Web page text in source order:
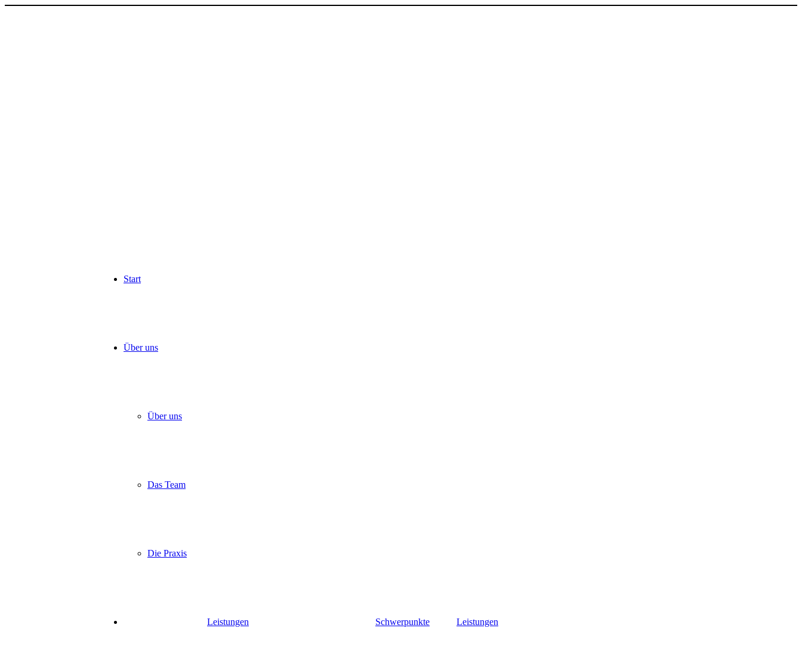
Start
Über uns
Über uns
Das Team
Die Praxis
Leistungen
Leistungen Schwerpunkte